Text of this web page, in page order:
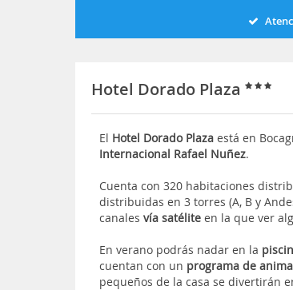
Hotel Dorado Plaza
El Hotel Dorado Plaza está en
Internacional Rafael Nuñez.
Cuenta con 320 habitaciones
distribuidas en 3 torres (A, B y
canalesvía satélite en la que ver
En verano podrás nadar en la
cuentan con un programa de
pequeños de la casa se divertirán